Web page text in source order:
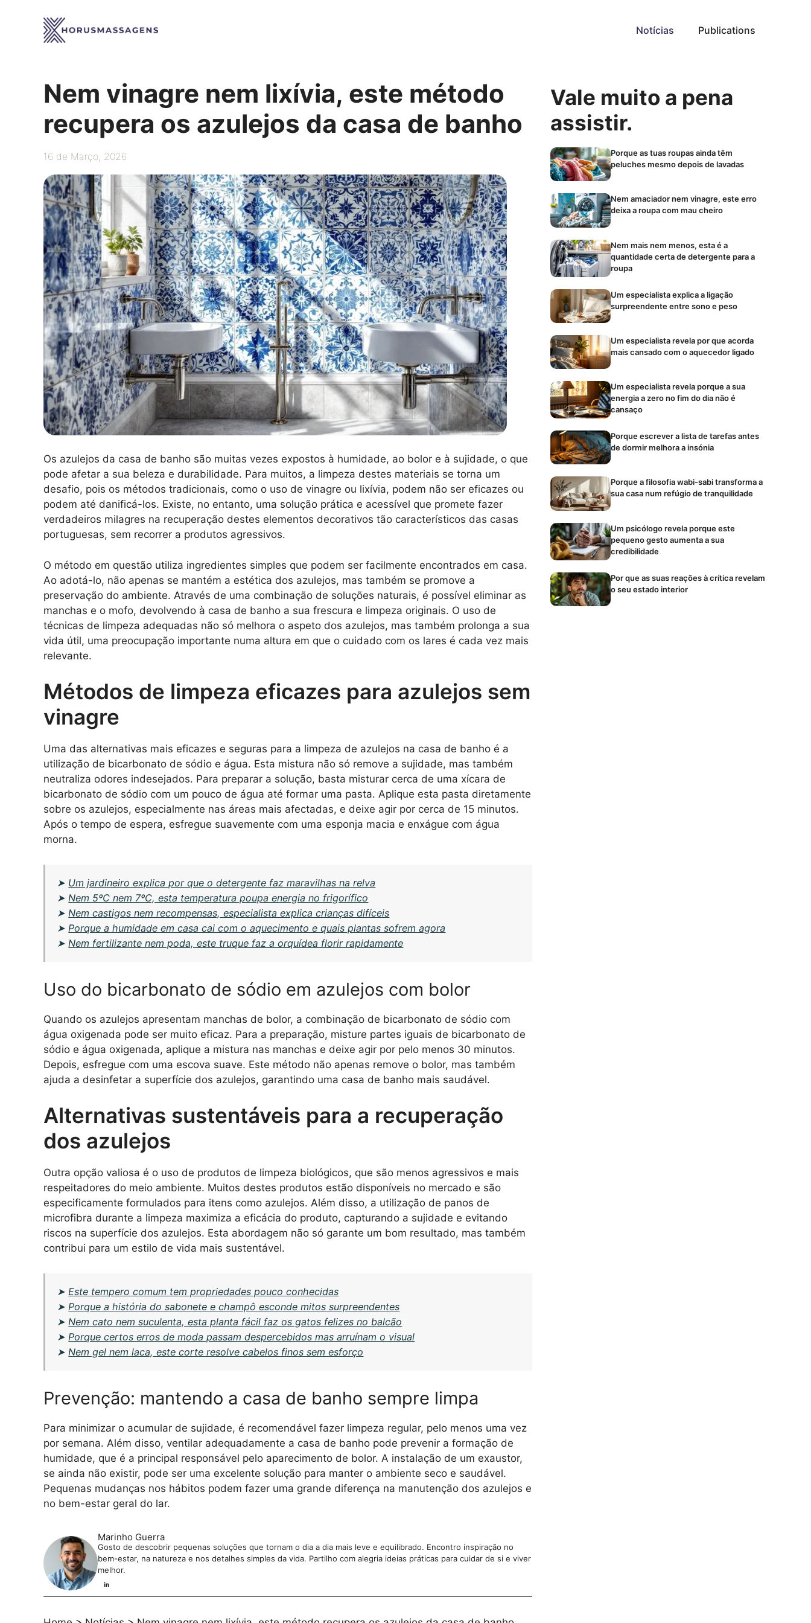
Notícias Publications
Nem vinagre nem lixívia, este método
recupera os azulejos da casa de banho
16 de Março, 2026
Os azulejos da casa de banho são muitas vezes expostos à humidade, ao bolor e à sujidade, o que
pode afetar a sua beleza e durabilidade. Para muitos, a limpeza destes materiais se torna um
desafio, pois os métodos tradicionais, como o uso de vinagre ou lixívia, podem não ser eficazes ou
podem até danificá-los. Existe, no entanto, uma solução prática e acessível que promete fazer
verdadeiros milagres na recuperação destes elementos decorativos tão característicos das casas
portuguesas, sem recorrer a produtos agressivos.
O método em questão utiliza ingredientes simples que podem ser facilmente encontrados em casa.
Ao adotá-lo, não apenas se mantém a estética dos azulejos, mas também se promove a
preservação do ambiente. Através de uma combinação de soluções naturais, é possível eliminar as
manchas e o mofo, devolvendo à casa de banho a sua frescura e limpeza originais. O uso de
técnicas de limpeza adequadas não só melhora o aspeto dos azulejos, mas também prolonga a sua
vida útil, uma preocupação importante numa altura em que o cuidado com os lares é cada vez mais
relevante.
Métodos de limpeza eficazes para azulejos sem
vinagre
Uma das alternativas mais eficazes e seguras para a limpeza de azulejos na casa de banho é a
utilização de bicarbonato de sódio e água. Esta mistura não só remove a sujidade, mas também
neutraliza odores indesejados. Para preparar a solução, basta misturar cerca de uma xícara de
bicarbonato de sódio com um pouco de água até formar uma pasta. Aplique esta pasta diretamente
sobre os azulejos, especialmente nas áreas mais afectadas, e deixe agir por cerca de 15 minutos.
Após o tempo de espera, esfregue suavemente com uma esponja macia e enxágue com água
morna.
➤ Um jardineiro explica por que o detergente faz maravilhas na relva
➤ Nem 5ºC nem 7ºC, esta temperatura poupa energia no frigorífico
➤ Nem castigos nem recompensas, especialista explica crianças difíceis
➤ Porque a humidade em casa cai com o aquecimento e quais plantas sofrem agora
➤ Nem fertilizante nem poda, este truque faz a orquídea florir rapidamente
Uso do bicarbonato de sódio em azulejos com bolor
Quando os azulejos apresentam manchas de bolor, a combinação de bicarbonato de sódio com
água oxigenada pode ser muito eficaz. Para a preparação, misture partes iguais de bicarbonato de
sódio e água oxigenada, aplique a mistura nas manchas e deixe agir por pelo menos 30 minutos.
Depois, esfregue com uma escova suave. Este método não apenas remove o bolor, mas também
ajuda a desinfetar a superfície dos azulejos, garantindo uma casa de banho mais saudável.
Alternativas sustentáveis para a recuperação
dos azulejos
Outra opção valiosa é o uso de produtos de limpeza biológicos, que são menos agressivos e mais
respeitadores do meio ambiente. Muitos destes produtos estão disponíveis no mercado e são
especificamente formulados para itens como azulejos. Além disso, a utilização de panos de
microfibra durante a limpeza maximiza a eficácia do produto, capturando a sujidade e evitando
riscos na superfície dos azulejos. Esta abordagem não só garante um bom resultado, mas também
contribui para um estilo de vida mais sustentável.
➤ Este tempero comum tem propriedades pouco conhecidas
➤ Porque a história do sabonete e champô esconde mitos surpreendentes
➤ Nem cato nem suculenta, esta planta fácil faz os gatos felizes no balcão
➤ Porque certos erros de moda passam despercebidos mas arruínam o visual
➤ Nem gel nem laca, este corte resolve cabelos finos sem esforço
Prevenção: mantendo a casa de banho sempre limpa
Para minimizar o acumular de sujidade, é recomendável fazer limpeza regular, pelo menos uma vez
por semana. Além disso, ventilar adequadamente a casa de banho pode prevenir a formação de
humidade, que é a principal responsável pelo aparecimento de bolor. A instalação de um exaustor,
se ainda não existir, pode ser uma excelente solução para manter o ambiente seco e saudável.
Pequenas mudanças nos hábitos podem fazer uma grande diferença na manutenção dos azulejos e
no bem-estar geral do lar.
Marinho Guerra
Gosto de descobrir pequenas soluções que tornam o dia a dia mais leve e equilibrado. Encontro inspiração no
bem-estar, na natureza e nos detalhes simples da vida. Partilho com alegria ideias práticas para cuidar de si e viver
melhor.
Vale muito a pena
assistir.
Porque as tuas roupas ainda têm
peluches mesmo depois de lavadas
Nem amaciador nem vinagre, este erro
deixa a roupa com mau cheiro
Nem mais nem menos, esta é a
quantidade certa de detergente para a
roupa
Um especialista explica a ligação
surpreendente entre sono e peso
Um especialista revela por que acorda
mais cansado com o aquecedor ligado
Um especialista revela porque a sua
energia a zero no fim do dia não é
cansaço
Porque escrever a lista de tarefas antes
de dormir melhora a insónia
Porque a filosofia wabi-sabi transforma a
sua casa num refúgio de tranquilidade
Um psicólogo revela porque este
pequeno gesto aumenta a sua
credibilidade
Por que as suas reações à crítica revelam
o seu estado interior